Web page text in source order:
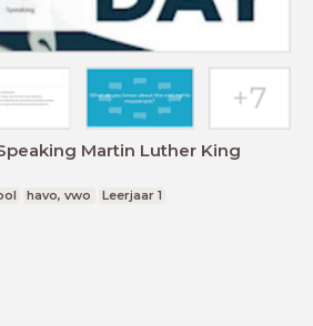
Martin Luther King
havo, vwo Leerjaar 1